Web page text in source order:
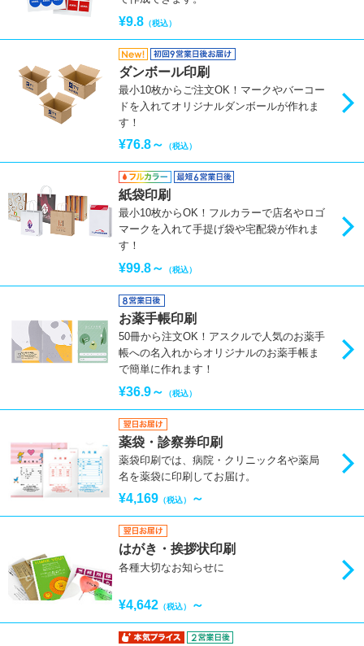
¥9.8 （税込）
ダンボール印刷
最小10枚からご注文OK！マークやバーコー
ドを入れてオリジナルダンボールが作れま
す！
¥76.8～ （税込）
紙袋印刷
最小10枚からOK！フルカラーで店名やロゴ
マークを入れて手提げ袋や宅配袋が作れま
す！
¥99.8～ （税込）
お薬手帳印刷
50冊から注文OK！アスクルで人気のお薬手
帳への名入れからオリジナルのお薬手帳ま
で簡単に作れます！
¥36.9～ （税込）
薬袋・診察券印刷
薬袋印刷では、病院・クリニック名や薬局
名を薬袋に印刷してお届け。
¥4,169 （税込） ～
はがき・挨拶状印刷
各種大切なお知らせに
¥4,642 （税込） ～